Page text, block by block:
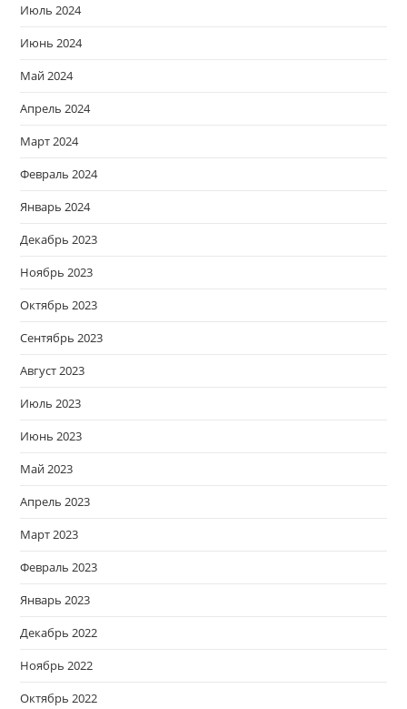
Июль 2024
Июнь 2024
Май 2024
Апрель 2024
Март 2024
Февраль 2024
Январь 2024
Декабрь 2023
Ноябрь 2023
Октябрь 2023
Сентябрь 2023
Август 2023
Июль 2023
Июнь 2023
Май 2023
Апрель 2023
Март 2023
Февраль 2023
Январь 2023
Декабрь 2022
Ноябрь 2022
Октябрь 2022